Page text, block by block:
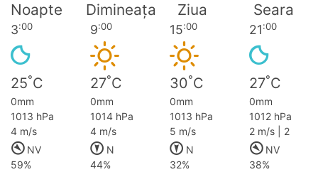
Noapte Dimineața Ziua Seara
3:00 9:00 15:00 21:00
25°C 27°C 30°C 27°C
0mm 0mm 0mm
0mm
1013 hPa
1014 hPa 1013 hPa
1012 hPa
4 m/s
4 m/s 5 m/s
2 m/s | 2
NV
N N
NV
59%
44% 32% 38%